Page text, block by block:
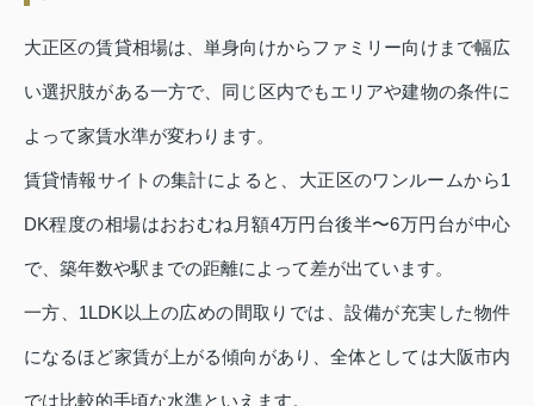
大正区の賃貸相場は、単身向けからファミリー向けまで幅広
い選択肢がある一方で、同じ区内でもエリアや建物の条件に
よって家賃水準が変わります。
賃貸情報サイトの集計によると、大正区のワンルームから1
DK程度の相場はおおむね月額4万円台後半〜6万円台が中心
で、築年数や駅までの距離によって差が出ています。
一方、1LDK以上の広めの間取りでは、設備が充実した物件
になるほど家賃が上がる傾向があり、全体としては大阪市内
では比較的手頃な水準といえます。